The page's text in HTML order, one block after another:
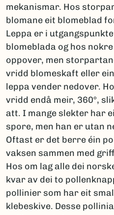
mekanismar. Hos
blomane eit blomeblad
Leppa er i
blomeblada og hos
oppover, men
vridd blomeskaft eller
leppa vender nedover.
vridd endå meir, 360°,
att. I mange slekter har
spore, men han er utan
Oftast er det berre éin
vaksen sammen med
Hos om lag alle dei
kvar av dei to
pollinier som har eit
klebeskive. Desse